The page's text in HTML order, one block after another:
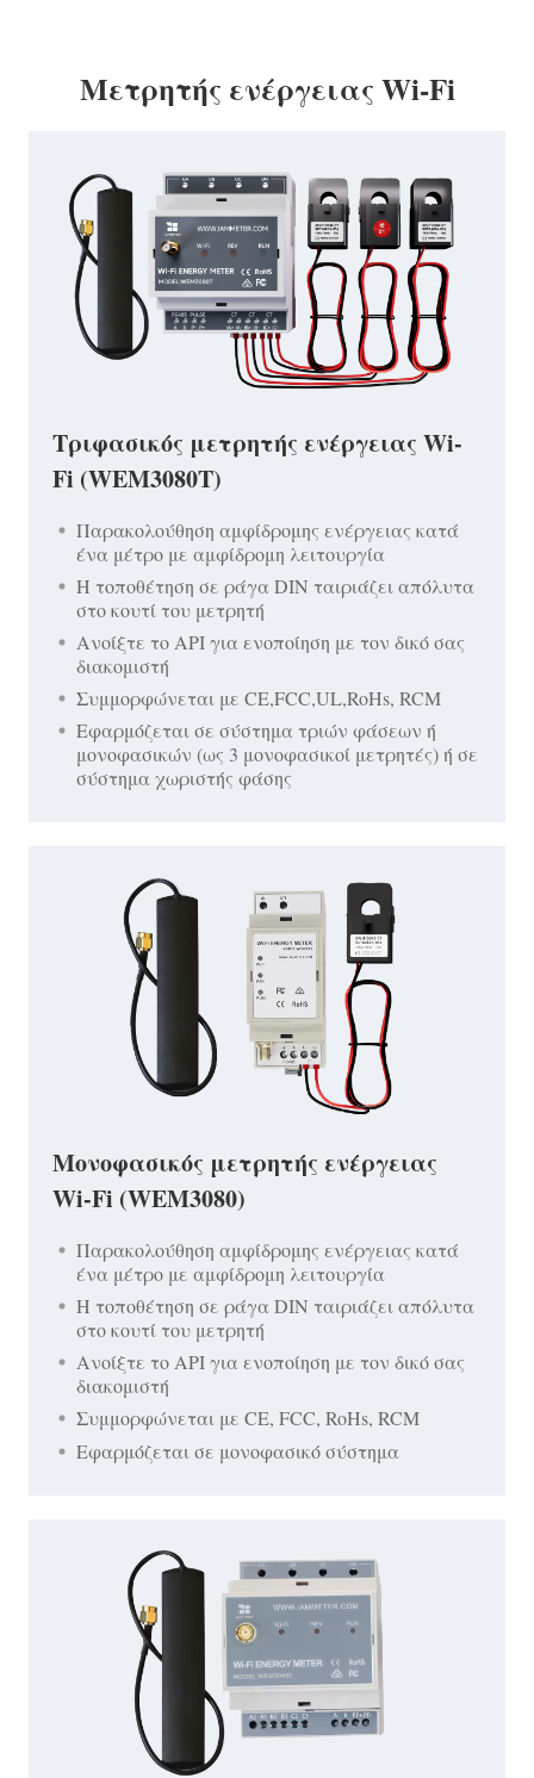
Μετρητής ενέργειας Wi-Fi
Τριφασικός μετρητής ενέργειας Wi-
Fi (WEM3080T)
Παρακολούθηση αμφίδρομης ενέργειας κατά
ένα μέτρο με αμφίδρομη λειτουργία
Η τοποθέτηση σε ράγα DIN ταιριάζει απόλυτα
στο κουτί του μετρητή
Ανοίξτε το API για ενοποίηση με τον δικό σας
διακομιστή
Συμμορφώνεται με CE,FCC,UL,RoHs, RCM
Εφαρμόζεται σε σύστημα τριών φάσεων ή
μονοφασικών (ως 3 μονοφασικοί μετρητές) ή σε
σύστημα χωριστής φάσης
Μονοφασικός μετρητής ενέργειας
Wi-Fi (WEM3080)
Παρακολούθηση αμφίδρομης ενέργειας κατά
ένα μέτρο με αμφίδρομη λειτουργία
Η τοποθέτηση σε ράγα DIN ταιριάζει απόλυτα
στο κουτί του μετρητή
Ανοίξτε το API για ενοποίηση με τον δικό σας
διακομιστή
Συμμορφώνεται με CE, FCC, RoHs, RCM
Εφαρμόζεται σε μονοφασικό σύστημα